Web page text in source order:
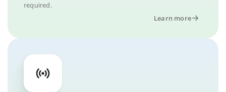
required.
Learn more